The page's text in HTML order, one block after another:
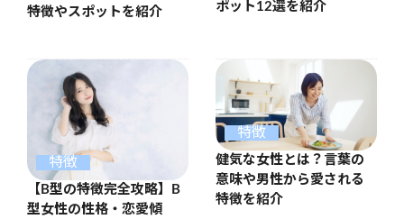
特徴やスポットを紹介 ポット12選を紹介
特徴
【B型の特徴完全攻略】B
型女性の性格・恋愛傾
特徴
健気な女性とは？言葉の
意味や男性から愛される
特徴を紹介